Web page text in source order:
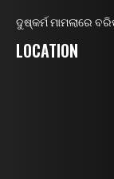
ଦୁଷ୍କର୍ମ ମାମଲାରେ
LOCATION